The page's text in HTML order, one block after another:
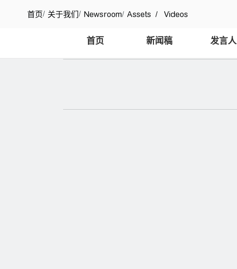
首页/ 关于我们/ Newsroom/ Assets / Videos
首页 新闻稿 发言人